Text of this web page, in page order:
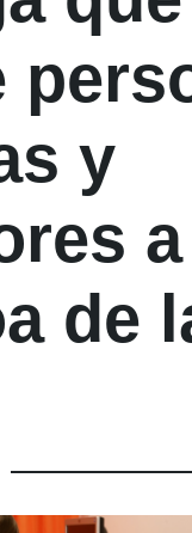
y
de